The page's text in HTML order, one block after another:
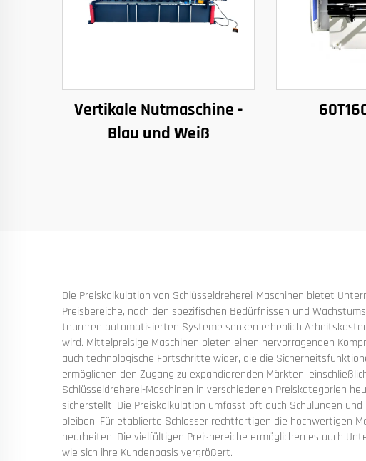
Vertikale Nutmaschine -
Blau und Weiß
Die Preiskalkulation von Schlüsseldreherei-Maschinen bietet
Preisbereiche, nach den spezifischen Bedürfnissen und
teureren automatisierten Systeme senken erheblich
wird. Mittelpreisige Maschinen bieten einen hervorragenden
auch technologische Fortschritte wider, die die
ermöglichen den Zugang zu expandierenden Märkten,
Schlüsseldreherei-Maschinen in verschiedenen Preiskategorien
sicherstellt. Die Preiskalkulation umfasst oft auch Schulungen
bleiben. Für etablierte Schlosser rechtfertigen die hochwertigen
bearbeiten. Die vielfältigen Preisbereiche ermöglichen es auch
wie sich ihre Kundenbasis vergrößert.